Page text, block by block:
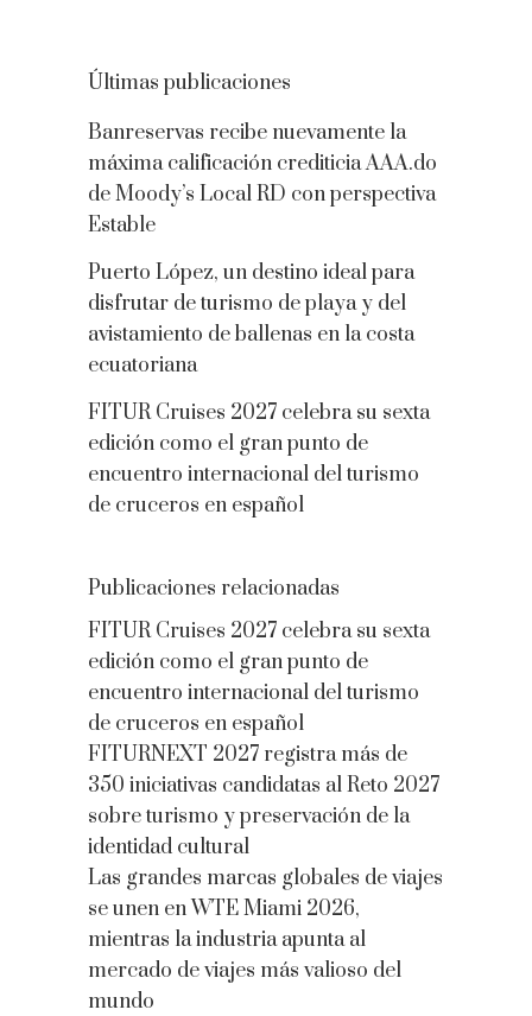
Últimas publicaciones
Banreservas recibe nuevamente la
máxima calificación crediticia AAA.do
de Moody’s Local RD con perspectiva
Estable
Puerto López, un destino ideal para
disfrutar de turismo de playa y del
avistamiento de ballenas en la costa
ecuatoriana
FITUR Cruises 2027 celebra su sexta
edición como el gran punto de
encuentro internacional del turismo
de cruceros en español
Publicaciones relacionadas
FITUR Cruises 2027 celebra su sexta
edición como el gran punto de
encuentro internacional del turismo
de cruceros en español
FITURNEXT 2027 registra más de
350 iniciativas candidatas al Reto 2027
sobre turismo y preservación de la
identidad cultural
Las grandes marcas globales de viajes
se unen en WTE Miami 2026,
mientras la industria apunta al
mercado de viajes más valioso del
mundo